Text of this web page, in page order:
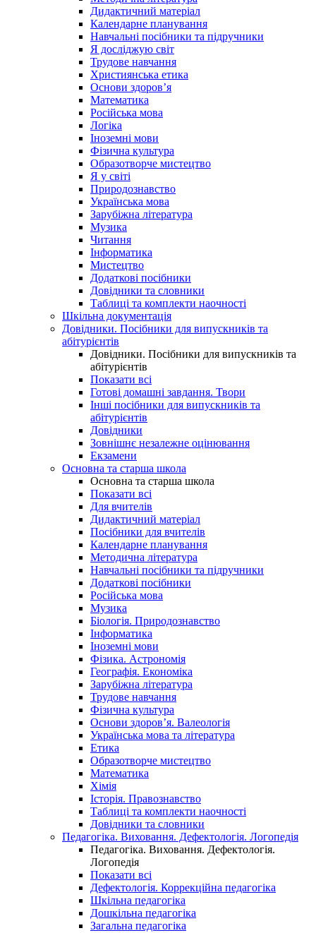
Дидактичний матеріал
Календарне планування
Навчальні посібники та підручники
Я досліджую світ
Трудове навчання
Християнська етика
Основи здоров’я
Математика
Російська мова
Логіка
Іноземні мови
Фізична культура
Образотворче мистецтво
Я у світі
Природознавство
Українська мова
Зарубіжна література
Музика
Читання
Інформатика
Мистецтво
Додаткові посібники
Довідники та словники
Таблиці та комплекти наочності
Шкільна документація
Довідники. Посібники для випускників та
абітурієнтів
Довідники. Посібники для випускників та
абітурієнтів
Показати всі
Готові домашні завдання. Твори
Інші посібники для випускників та
абітурієнтів
Довідники
Зовнішнє незалежне оцінювання
Екзамени
Основна та старша школа
Основна та старша школа
Показати всі
Для вчителів
Дидактичний матеріал
Посібники для вчителів
Календарне планування
Методична література
Навчальні посібники та підручники
Додаткові посібники
Російська мова
Музика
Біологія. Природознавство
Інформатика
Іноземні мови
Фізика. Астрономія
Географія. Економіка
Зарубіжна література
Трудове навчання
Фізична культура
Основи здоров’я. Валеологія
Українська мова та література
Етика
Образотворче мистецтво
Математика
Хімія
Історія. Правознавство
Таблиці та комплекти наочності
Довідники та словники
Педагогіка. Виховання. Дефектологія. Логопедія
Педагогіка. Виховання. Дефектологія.
Логопедія
Показати всі
Дефектологія. Коррекційна педагогіка
Шкільна педагогіка
Дошкільна педагогіка
Загальна педагогіка